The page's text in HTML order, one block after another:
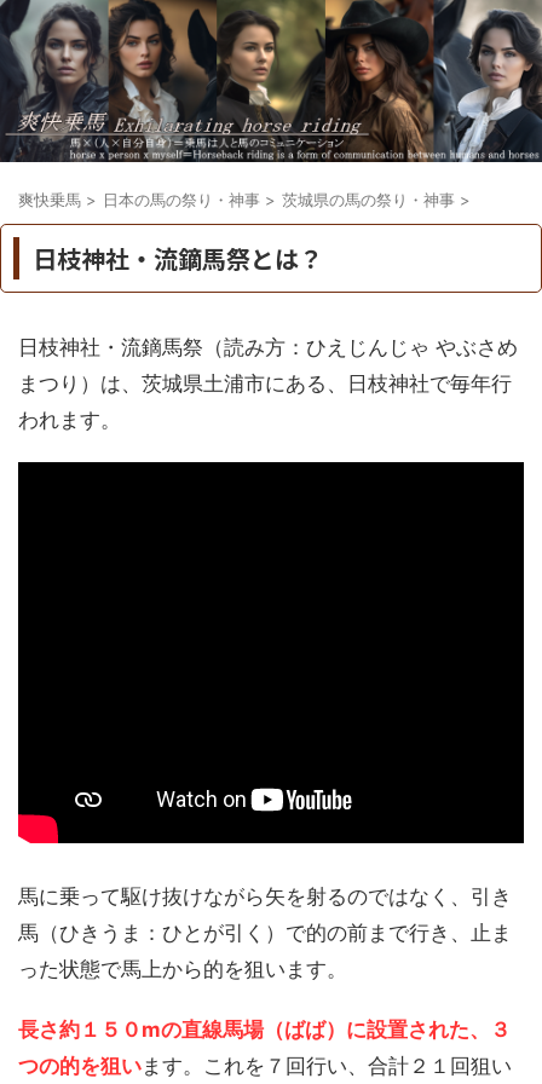
爽快乗馬 > 日本の馬の祭り・神事 > 茨城県の馬の祭り・神事 >
日枝神社・流鏑馬祭とは？
日枝神社・流鏑馬祭（読み方：ひえじんじゃ やぶさめ
まつり）は、茨城県土浦市にある、日枝神社で毎年行
われます。
馬に乗って駆け抜けながら矢を射るのではなく、引き
馬（ひきうま：ひとが引く）で的の前まで行き、止ま
った状態で馬上から的を狙います。
長さ約１５０mの直線馬場（ばば）に設置された、３
つの的を狙います。これを７回行い、合計２１回狙い